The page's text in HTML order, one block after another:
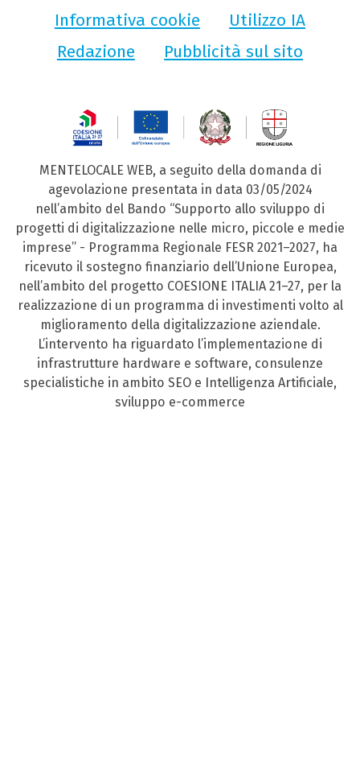
Informativa cookie
Utilizzo IA
Redazione
Pubblicità sul sito
MENTELOCALE WEB, a seguito della domanda di
agevolazione presentata in data 03/05/2024
nell’ambito del Bando “Supporto allo sviluppo di
progetti di digitalizzazione nelle micro, piccole e medie
imprese” - Programma Regionale FESR 2021–2027, ha
ricevuto il sostegno finanziario dell’Unione Europea,
nell’ambito del progetto COESIONE ITALIA 21–27, per la
realizzazione di un programma di investimenti volto al
miglioramento della digitalizzazione aziendale.
L’intervento ha riguardato l’implementazione di
infrastrutture hardware e software, consulenze
specialistiche in ambito SEO e Intelligenza Artificiale,
sviluppo e-commerce